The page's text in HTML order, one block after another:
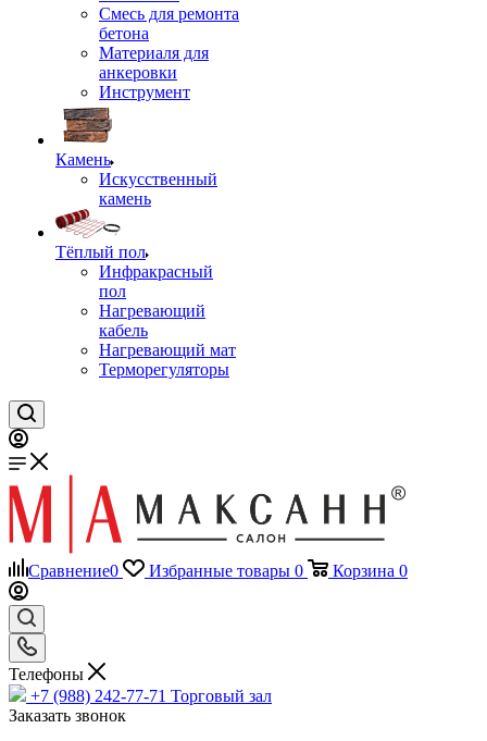
Смесь для ремонта
бетона
Материаля для
анкеровки
Инструмент
Камень
Искусственный
камень
Тёплый пол
Инфракрасный
пол
Нагревающий
кабель
Нагревающий мат
Терморегуляторы
Сравнение0 Избранные товары 0 Корзина 0
Телефоны
+7 (988) 242-77-71 Торговый зал
Заказать звонок